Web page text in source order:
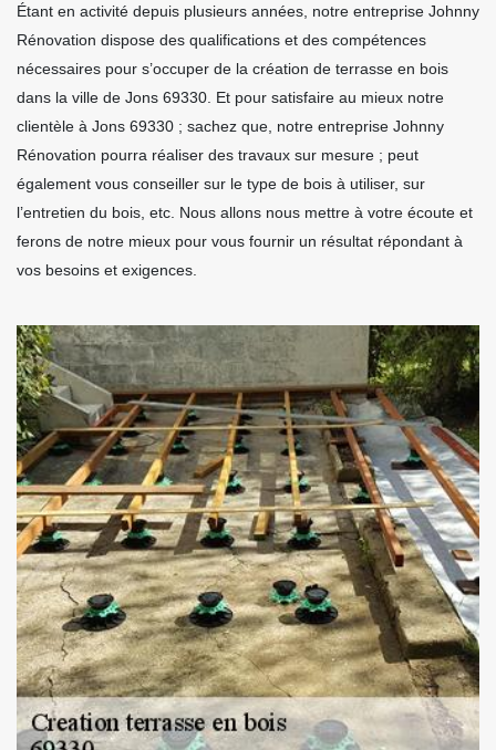
Étant en activité depuis plusieurs années, notre entreprise Johnny
Rénovation dispose des qualifications et des compétences
nécessaires pour s’occuper de la création de terrasse en bois
dans la ville de Jons 69330. Et pour satisfaire au mieux notre
clientèle à Jons 69330 ; sachez que, notre entreprise Johnny
Rénovation pourra réaliser des travaux sur mesure ; peut
également vous conseiller sur le type de bois à utiliser, sur
l’entretien du bois, etc. Nous allons nous mettre à votre écoute et
ferons de notre mieux pour vous fournir un résultat répondant à
vos besoins et exigences.